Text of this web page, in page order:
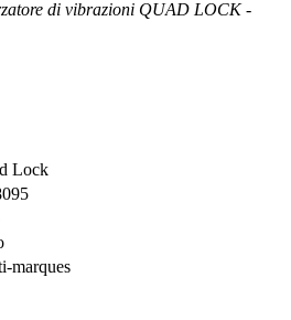
di vibrazioni QUAD LOCK -
Lock
marques